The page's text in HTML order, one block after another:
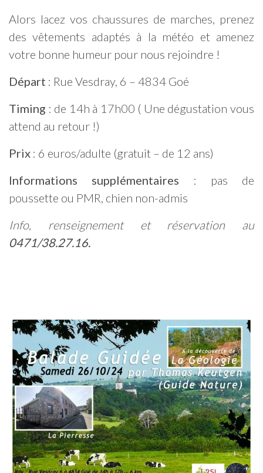
Alors lacez vos chaussures de marches, prenez
des vêtements adaptés à la météo et amenez
votre bonne humeur pour nous rejoindre !
Départ : Rue Vesdray, 6 – 4834 Goé
Timing : de 14h à 17h00 ( Une dégustation vous
attend au retour !)
Prix : 6 euros/adulte (gratuit – de 12 ans)
Informations supplémentaires : pas de
poussette ou PMR, chien non-admis
Info, renseignement et réservation au
0471/38.27.16.